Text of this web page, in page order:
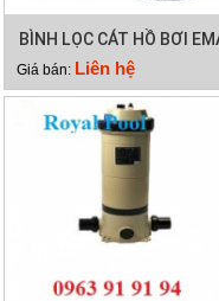
BÌNH LỌC CÁT HỒ BƠI
SP700
Giá bán: Liên hệ